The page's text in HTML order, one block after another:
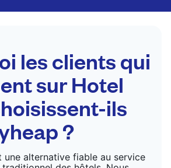
les manteaux et les tissus
VÉRIFIER LES PRIX
les clients qui
sur Hotel
ils
?
une alternative fiable au service